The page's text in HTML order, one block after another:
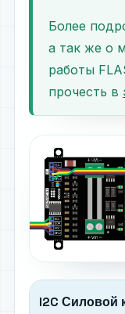
Более
а так же о
работы
прочесть в
I2C Силовой